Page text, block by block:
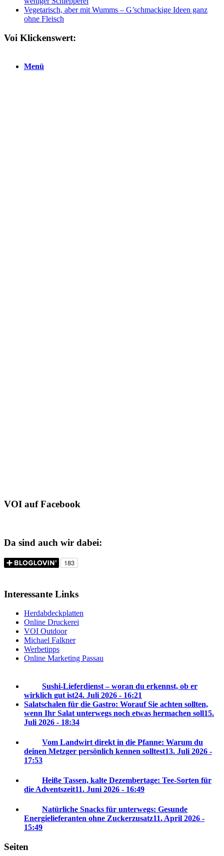
Menü
Vegetarisch, aber mit Wumms – G’schmackige Ideen ganz
ohne Fleisch
Voi Klickenswert:
VOI auf Facebook
Da sind auch wir dabei:
Interessante Links
Herdabdeckplatten
Online Druckerei
VOI Outdoor
Michael Falkner
Werbetipps
Online Marketing Passau
Sushi-Lieferdienst – woran du erkennst, ob er
wirklich gut ist24. Juli 2026 - 16:21
Salatschalen für die Gastro: Worauf Sie achten sollten,
wenn Ihr Salat unterwegs noch etwas hermachen soll15.
Juli 2026 - 18:34
Vom Landwirt direkt in die Pfanne: Warum du
deinen Metzger persönlich kennen solltest13. Juli 2026 -
17:53
Heiße Tassen, kalte Dezembertage: Tee-Sorten für
die Adventszeit11. Juni 2026 - 16:49
Natürliche Snacks für unterwegs: Gesunde
Energielieferanten ohne Zuckerzusatz11. April 2026 -
15:49
Seiten